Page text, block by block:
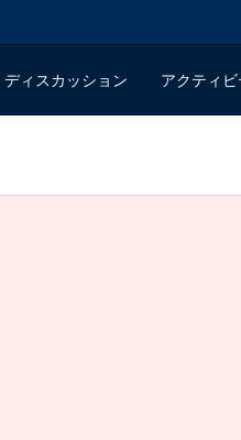
ディスカッション アクティビ